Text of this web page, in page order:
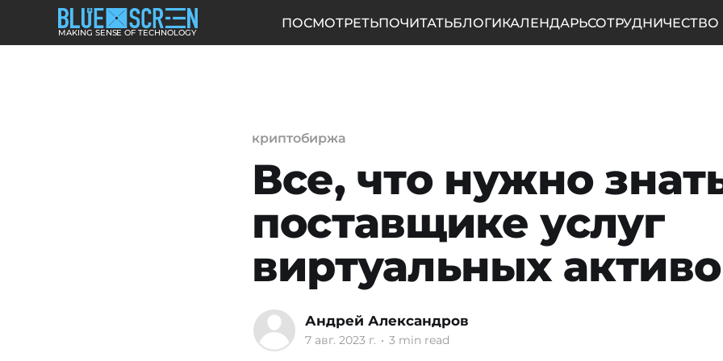
MAKING SENSE OF TECHNOLOGY
ПОСМОТРЕТЬПОЧИТАТЬБЛОГИКАЛЕНДАРЬСОТРУДНИЧЕСТВО
криптобиржа
Все, что нужно
поставщике услуг
виртуальных
Андрей Александров
7 авг. 2023 г. • 3 min read